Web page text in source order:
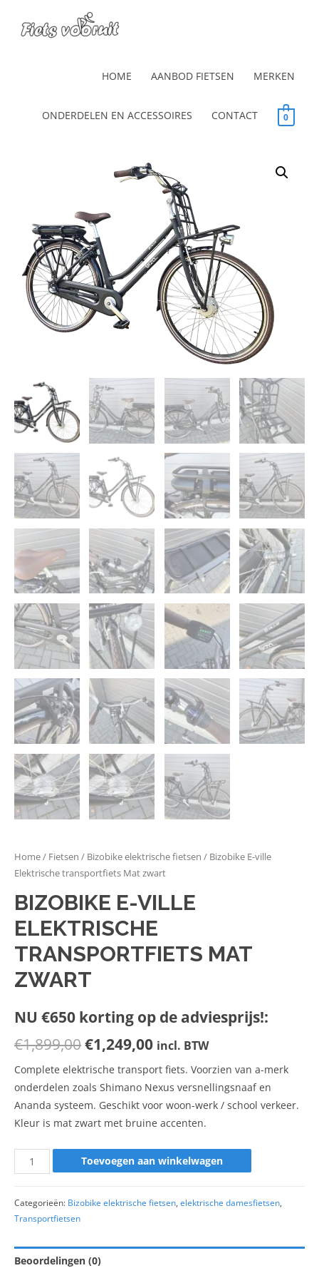
HOME AANBOD FIETSEN MERKEN
ONDERDELEN EN ACCESSOIRES CONTACT 0
Home/ Fietsen / Bizobike elektrische fietsen / Bizobike E-ville
Elektrische transportfiets Mat zwart
BIZOBIKE E-VILLE
ELEKTRISCHE
TRANSPORTFIETS MAT
ZWART
NU €650 korting op de adviesprijs!:
€1,899,00€1,249,00 incl. BTW
Complete elektrische transport fiets. Voorzien van a-merk
onderdelen zoals Shimano Nexus versnellingsnaaf en
Ananda systeem. Geschikt voor woon-werk / school verkeer.
Kleur is mat zwart met bruine accenten.
Toevoegen aan winkelwagen
Categorieën: Bizobike elektrische fietsen, elektrische damesfietsen,
Transportfietsen
Beoordelingen (0)